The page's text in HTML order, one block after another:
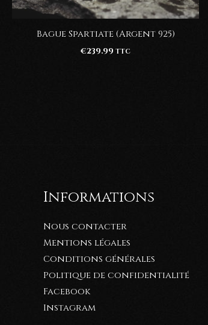
Bague Spartiate (Argent 925)
€239.99 TTC
Informations
Nous contacter
Mentions légales
Conditions générales
Politique de confidentialité
Facebook
Instagram